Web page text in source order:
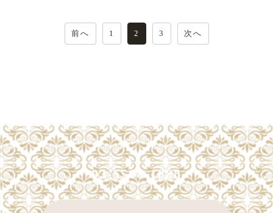
投
の
前へ 1 2 3 次へ
03-5568-1888